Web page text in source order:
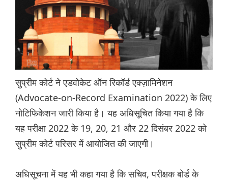
सुप्रीम कोर्ट ने एडवोकेट ऑन रिकॉर्ड एक्ज़ामिनेशन
(Advocate-on-Record Examination 2022) के लिए
नोटिफिकेशन जारी किया है। यह अधिसूचित किया गया है कि
यह परीक्षा 2022 के 19, 20, 21 और 22 दिसंबर 2022 को
सुप्रीम कोर्ट परिसर में आयोजित की जाएगी।
अधिसूचना में यह भी कहा गया है कि सचिव, परीक्षक बोर्ड के